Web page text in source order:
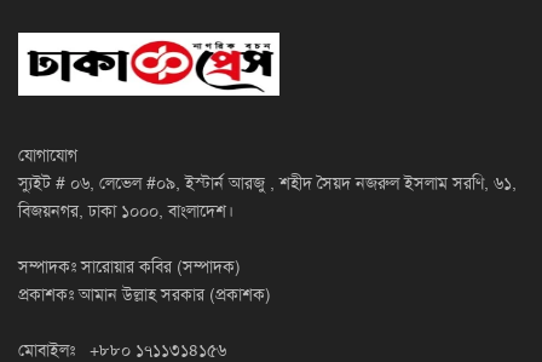
যোগাযোগ
স্যুইট # ০৬, লেভেল #০৯, ইস্টার্ন আরজু , শহীদ সৈয়দ নজরুল ইসলাম সরণি, ৬১,
বিজয়নগর, ঢাকা ১০০০, বাংলাদেশ।
সম্পাদকঃ সারোয়ার কবির (সম্পাদক)
প্রকাশকঃ আমান উল্লাহ সরকার (প্রকাশক)
মোবাইলঃ +৮৮০ ১৭১১৩১৪১৫৬